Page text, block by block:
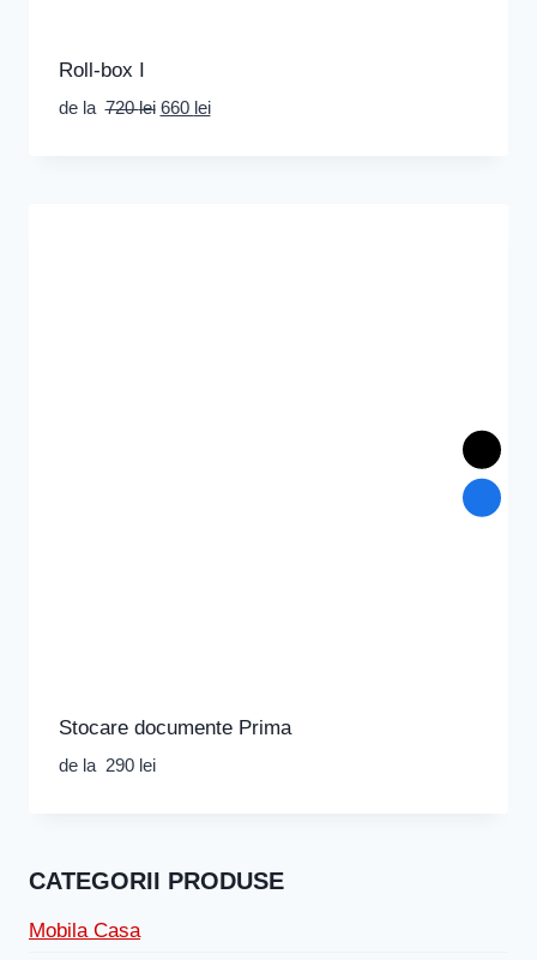
Roll-box I
de la720lei Prețul
660 leiPrețul
Stocare documente Prima
de la 290 lei
CATEGORII PRODUSE
Mobila Casa